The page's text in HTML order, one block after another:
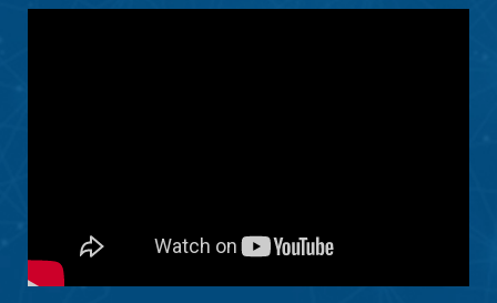
Italiano
Português